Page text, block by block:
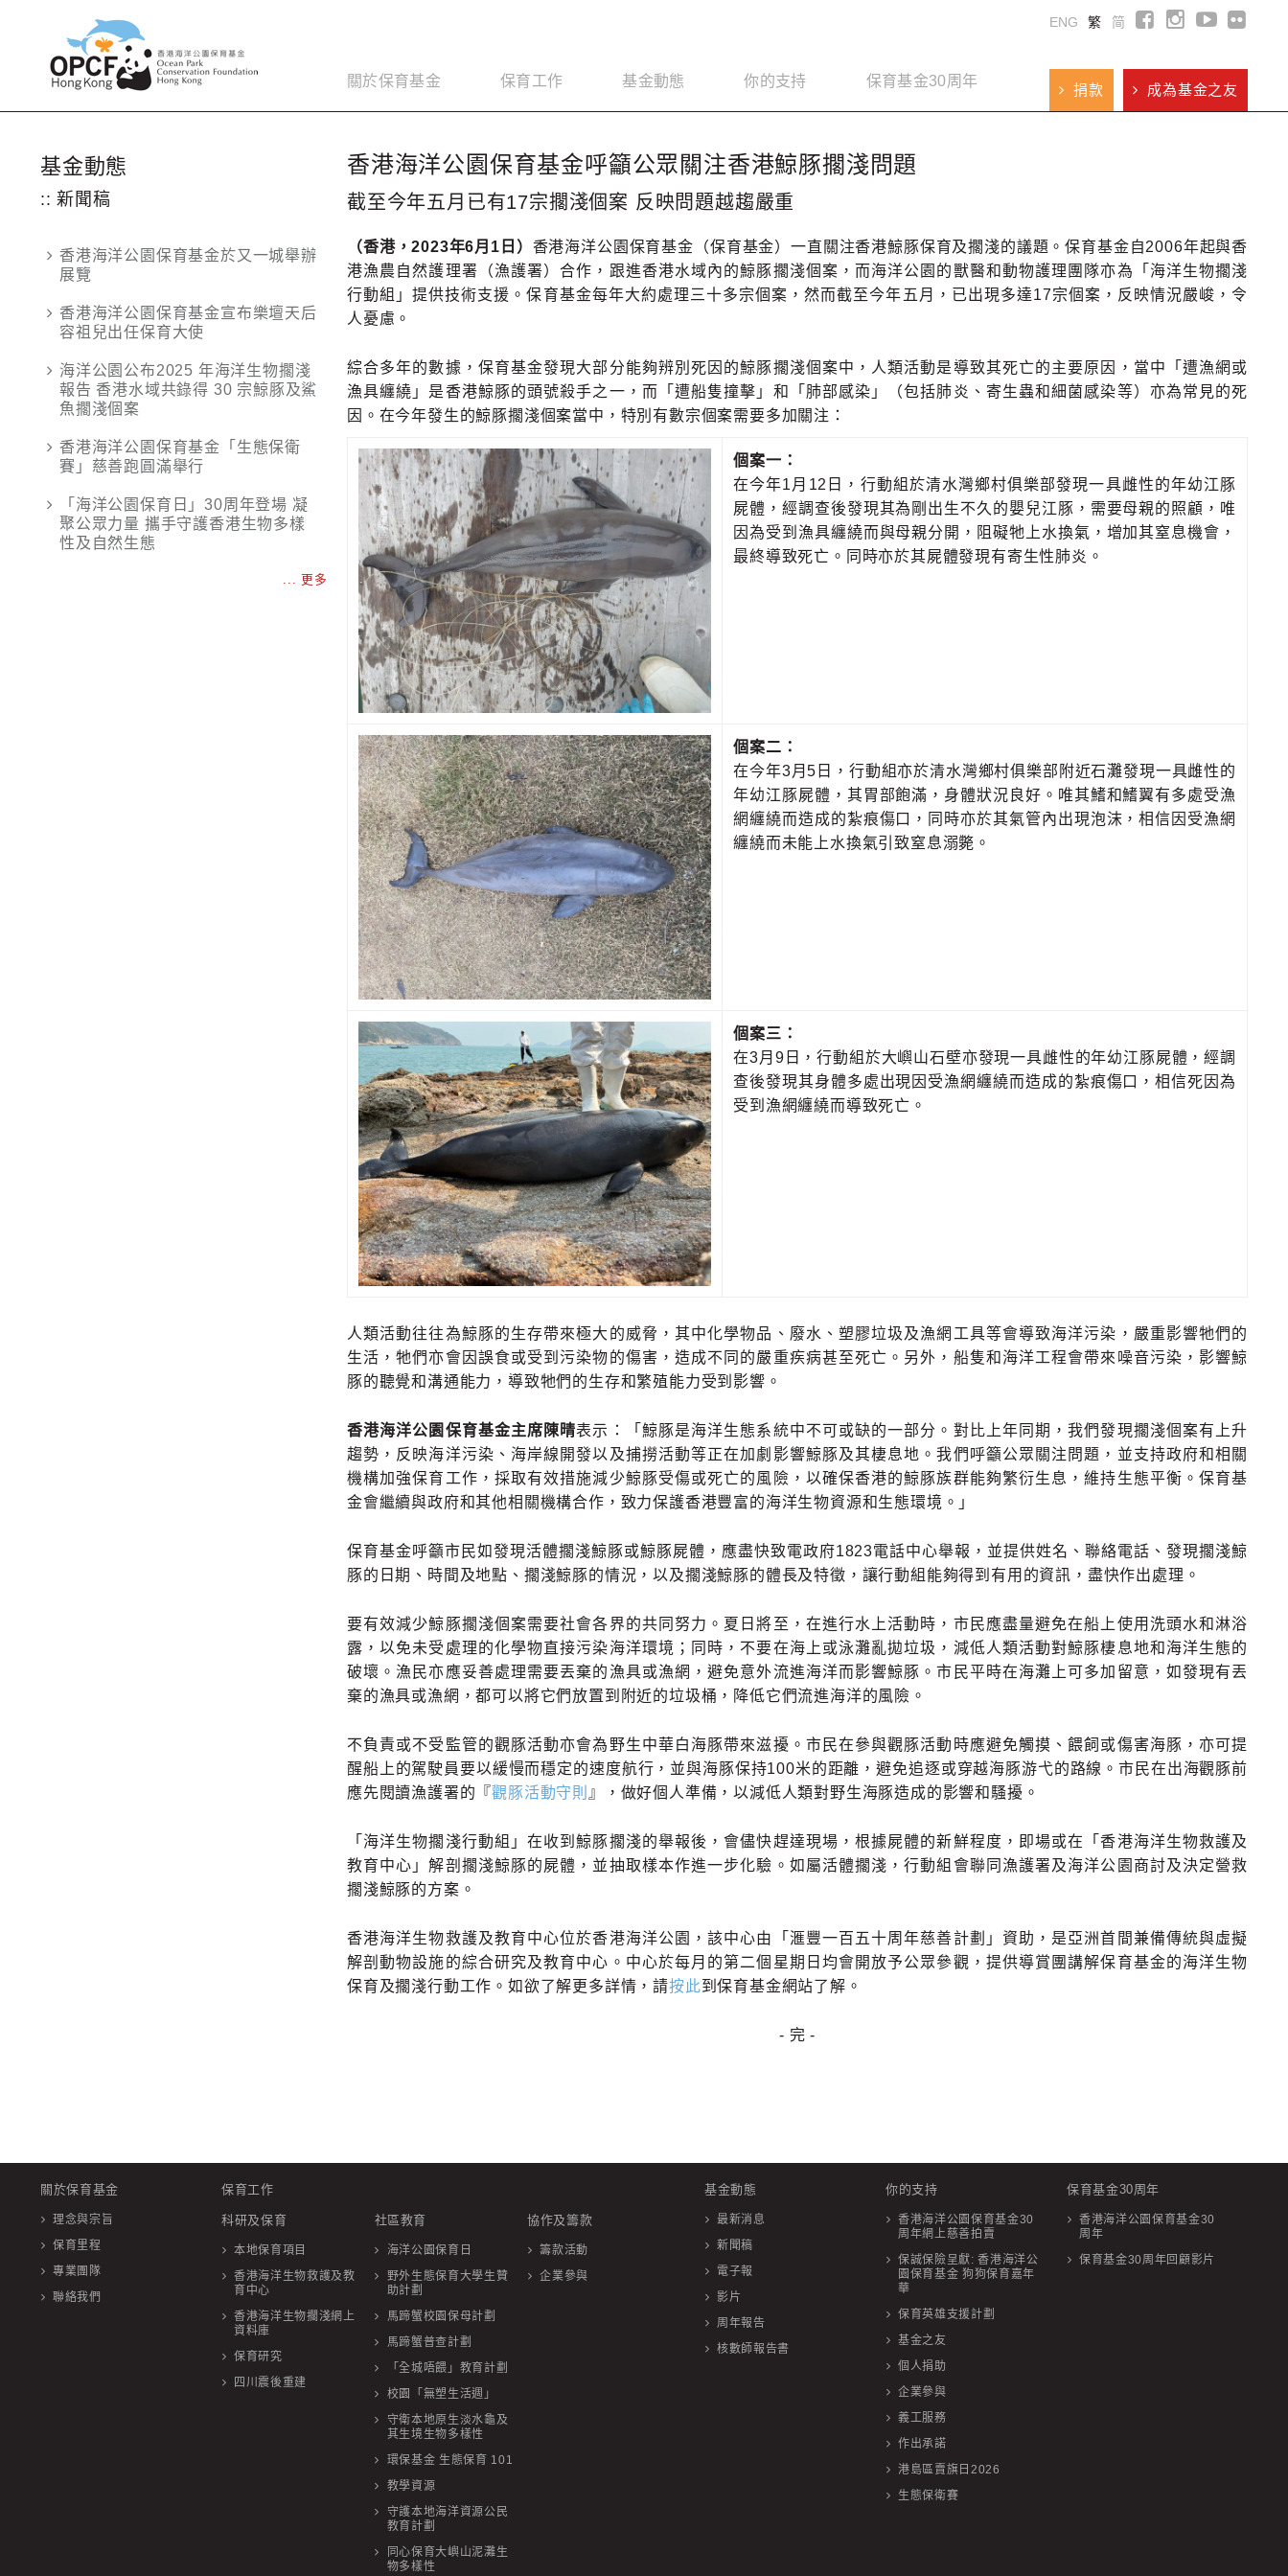
ENG 繁 简
關於保育基金 保育工作 基金動態 你的支持 保育基金30周年
成為基金之友
捐款
基金動態
:: 新聞稿
香港海洋公園保育基金於又一城舉辦
展覽
香港海洋公園保育基金宣布樂壇天后
容祖兒出任保育大使
海洋公園公布2025 年海洋生物擱淺
報告 香港水域共錄得 30 宗鯨豚及鯊
魚擱淺個案
香港海洋公園保育基金「生態保衛
賽」慈善跑圓滿舉行
「海洋公園保育日」30周年登場 凝
聚公眾力量 攜手守護香港生物多樣
性及自然生態
... 更多
香港海洋公園保育基金呼籲公眾關注香港鯨豚擱淺問題
截至今年五月已有17宗擱淺個案 反映問題越趨嚴重
（香港，2023年6月1日） 香港海洋公園保育基金（保育基金）一直關注香港鯨豚保育及擱淺的議題。保育基金自2006年起與香
港漁農自然護理署（漁護署）合作，跟進香港水域內的鯨豚擱淺個案，而海洋公園的獸醫和動物護理團隊亦為「海洋生物擱淺
行動組」提供技術支援。保育基金每年大約處理三十多宗個案，然而截至今年五月，已出現多達17宗個案，反映情況嚴峻，令
人憂慮。
綜合多年的數據，保育基金發現大部分能夠辨別死因的鯨豚擱淺個案中，人類活動是導致其死亡的主要原因，當中「遭漁網或
漁具纏繞」是香港鯨豚的頭號殺手之一，而「遭船隻撞擊」和「肺部感染」（包括肺炎、寄生蟲和細菌感染等）亦為常見的死
因。在今年發生的鯨豚擱淺個案當中，特別有數宗個案需要多加關注：
個案一：
在今年1月12日，行動組於清水灣鄉村俱樂部發現一具雌性的年幼江豚
屍體，經調查後發現其為剛出生不久的嬰兒江豚，需要母親的照顧，唯
因為受到漁具纏繞而與母親分開，阻礙牠上水換氣，增加其窒息機會，
最終導致死亡。同時亦於其屍體發現有寄生性肺炎。
個案二：
在今年3月5日，行動組亦於清水灣鄉村俱樂部附近石灘發現一具雌性的
年幼江豚屍體，其胃部飽滿，身體狀況良好。唯其鰭和鰭翼有多處受漁
網纏繞而造成的紮痕傷口，同時亦於其氣管內出現泡沫，相信因受漁網
纏繞而未能上水換氣引致窒息溺斃。
個案三：
在3月9日，行動組於大嶼山石壁亦發現一具雌性的年幼江豚屍體，經調
查後發現其身體多處出現因受漁網纏繞而造成的紮痕傷口，相信死因為
受到漁網纏繞而導致死亡。
人類活動往往為鯨豚的生存帶來極大的威脅，其中化學物品、廢水、塑膠垃圾及漁網工具等會導致海洋污染，嚴重影響牠們的
生活，牠們亦會因誤食或受到污染物的傷害，造成不同的嚴重疾病甚至死亡。另外，船隻和海洋工程會帶來噪音污染，影響鯨
豚的聽覺和溝通能力，導致牠們的生存和繁殖能力受到影響。
香港海洋公園保育基金主席陳晴表示：「鯨豚是海洋生態系統中不可或缺的一部分。對比上年同期，我們發現擱淺個案有上升
趨勢，反映海洋污染、海岸線開發以及捕撈活動等正在加劇影響鯨豚及其棲息地。我們呼籲公眾關注問題，並支持政府和相關
機構加強保育工作，採取有效措施減少鯨豚受傷或死亡的風險，以確保香港的鯨豚族群能夠繁衍生息，維持生態平衡。保育基
金會繼續與政府和其他相關機構合作，致力保護香港豐富的海洋生物資源和生態環境。」
保育基金呼籲市民如發現活體擱淺鯨豚或鯨豚屍體，應盡快致電政府1823電話中心舉報，並提供姓名、聯絡電話、發現擱淺鯨
豚的日期、時間及地點、擱淺鯨豚的情況，以及擱淺鯨豚的體長及特徵，讓行動組能夠得到有用的資訊，盡快作出處理。
要有效減少鯨豚擱淺個案需要社會各界的共同努力。夏日將至，在進行水上活動時，市民應盡量避免在船上使用洗頭水和淋浴
露，以免未受處理的化學物直接污染海洋環境；同時，不要在海上或泳灘亂拋垃圾，減低人類活動對鯨豚棲息地和海洋生態的
破壞。漁民亦應妥善處理需要丟棄的漁具或漁網，避免意外流進海洋而影響鯨豚。市民平時在海灘上可多加留意，如發現有丟
棄的漁具或漁網，都可以將它們放置到附近的垃圾桶，降低它們流進海洋的風險。
不負責或不受監管的觀豚活動亦會為野生中華白海豚帶來滋擾。市民在參與觀豚活動時應避免觸摸、餵飼或傷害海豚，亦可提
醒船上的駕駛員要以緩慢而穩定的速度航行，並與海豚保持100米的距離，避免追逐或穿越海豚游弋的路線。市民在出海觀豚前
應先閱讀漁護署的『觀豚活動守則 』，做好個人準備，以減低人類對野生海豚造成的影響和騷擾。
「海洋生物擱淺行動組」在收到鯨豚擱淺的舉報後，會儘快趕達現場，根據屍體的新鮮程度，即場或在「香港海洋生物救護及
教育中心」解剖擱淺鯨豚的屍體，並抽取樣本作進一步化驗。如屬活體擱淺，行動組會聯同漁護署及海洋公園商討及決定營救
擱淺鯨豚的方案。
香港海洋生物救護及教育中心位於香港海洋公園，該中心由「滙豐一百五十周年慈善計劃」資助，是亞洲首間兼備傳統與虛擬
解剖動物設施的綜合研究及教育中心。中心於每月的第二個星期日均會開放予公眾參觀，提供導賞團講解保育基金的海洋生物
保育及擱淺行動工作。如欲了解更多詳情，請按此到保育基金網站了解。
- 完 -
關於保育基金
理念與宗旨
保育里程
專業團隊
聯絡我們
保育工作
科研及保育
本地保育項目
香港海洋生物救護及教
育中心
香港海洋生物擱淺網上
資料庫
保育研究
四川震後重建
社區教育
海洋公園保育日
野外生態保育大學生贊
助計劃
馬蹄蟹校園保母計劃
馬蹄蟹普查計劃
「全城唔餵」教育計劃
校園「無塑生活週」
守衛本地原生淡水龜及
其生境生物多樣性
環保基金 生態保育 101
教學資源
守護本地海洋資源公民
教育計劃
同心保育大嶼山泥灘生
物多樣性
協作及籌款
籌款活動
企業參與
基金動態
最新消息
新聞稿
電子報
影片
周年報告
核數師報告書
你的支持
香港海洋公園保育基金30
周年網上慈善拍賣
保誠保險呈獻: 香港海洋公
園保育基金 狗狗保育嘉年
華
保育英雄支援計劃
基金之友
個人捐助
企業參與
義工服務
作出承諾
港島區賣旗日2026
生態保衛賽
保育基金30周年
香港海洋公園保育基金30
周年
保育基金30周年回顧影片